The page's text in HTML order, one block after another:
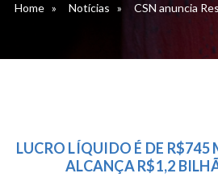
Home » Notícias » CSN anuncia
LUCRO LÍQUIDO É DE R$745
ALCANÇA R$1,2